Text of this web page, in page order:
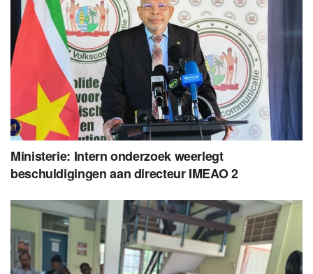
Ministerie: Intern onderzoek weerlegt
beschuldigingen aan directeur IMEAO 2